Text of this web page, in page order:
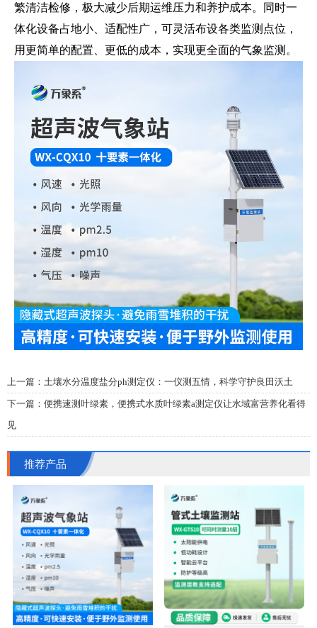
繁清洁检修，极大减少后期运维压力和养护成本。同时一
体化设备占地小、适配性广，可灵活布设各类监测点位，
用更简单的配置、更低的成本，实现更全面的气象监测。
上一篇： 土壤水分温度盐分ph测定仪：一仪测五情，科学守护良田沃土
下一篇： 便携速测叶绿素，便携式水质叶绿素a测定仪让水域富营养化看得
见
推荐产品